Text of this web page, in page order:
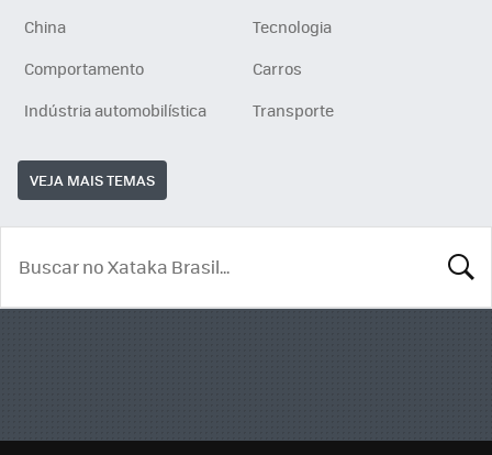
China
Tecnologia
Comportamento
Carros
Indústria automobilística
Transporte
VEJA MAIS TEMAS